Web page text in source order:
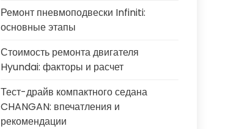
Ремонт пневмоподвески Infiniti:
основные этапы
Стоимость ремонта двигателя
Hyundai: факторы и расчет
Тест-драйв компактного седана
CHANGAN: впечатления и
рекомендации